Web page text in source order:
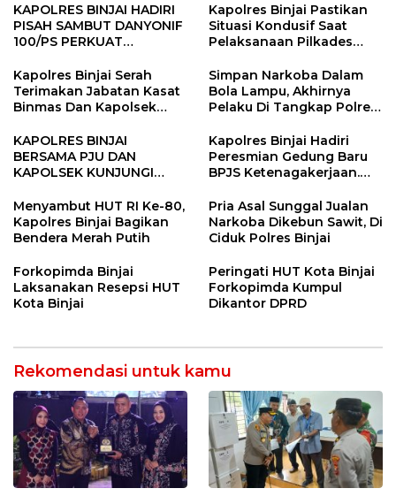
KAPOLRES BINJAI HADIRI
PISAH SAMBUT DANYONIF
100/PS PERKUAT
Kapolres Binjai Pastikan
Situasi Kondusif Saat
Pelaksanaan Pilkades
Kapolres Binjai Serah
Terimakan Jabatan Kasat
Binmas Dan Kapolsek
Simpan Narkoba Dalam
Bola Lampu, Akhirnya
Pelaku Di Tangkap Polres
KAPOLRES BINJAI
BERSAMA PJU DAN
KAPOLSEK KUNJUNGI
BINJAI
Kapolres Binjai Hadiri
Peresmian Gedung Baru
BPJS Ketenagakerjaan.
Menyeluruh bagi Pekerja”
Menyambut HUT RI Ke-80,
Kapolres Binjai Bagikan
Bendera Merah Putih
Pria Asal Sunggal Jualan
Narkoba Dikebun Sawit, Di
Ciduk Polres Binjai
Forkopimda Binjai
Laksanakan Resepsi HUT
Kota Binjai
Peringati HUT Kota Binjai
Forkopimda Kumpul
Dikantor DPRD
Rekomendasi untuk kamu